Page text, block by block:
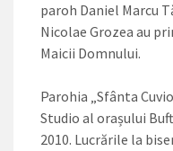
paroh Daniel Marcu
Nicolae Grozea au
Maicii Domnului.
Parohia „Sfânta
Studio al orașului
2010. Lucrările la